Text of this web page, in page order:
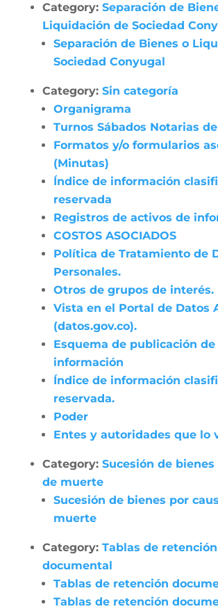
Category: Separación de
Liquidación de Sociedad
Separación de Bienes o
Sociedad Conyugal
Category: Sin categoría
Organigrama
Turnos Sábados Notarias
Formatos y/o formularios
(Minutas)
Índice de información
reservada
Registros de activos de
COSTOS ASOCIADOS
Política de Tratamiento de
Personales.
Otros de grupos de interés.
Vista en el Portal de Datos
(datos.gov.co).
Esquema de publicación de
información
Índice de información
reservada.
Poder
Entes y autoridades que lo
Category: Sucesión de bienes
de muerte
Sucesión de bienes por
muerte
Category: Tablas de retención
documental
Tablas de retención
Tablas de retención